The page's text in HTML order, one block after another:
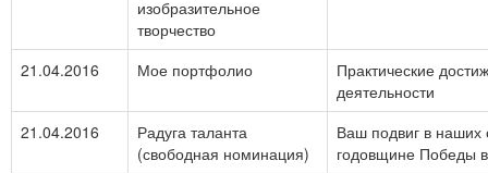
изобразительное
творчество
21.04.2016 Мое портфолио
Практические
деятельности
21.04.2016
Радуга таланта
(свободная номинация)
Ваш подвиг в наших
годовщине Победы